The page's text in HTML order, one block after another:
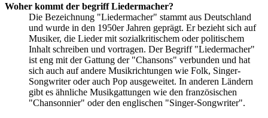
Woher kommt der begriff Liedermacher?
Die Bezeichnung "Liedermacher" stammt aus Deutschland
und wurde in den 1950er Jahren geprägt. Er bezieht sich auf
Musiker, die Lieder mit sozialkritischem oder politischem
Inhalt schreiben und vortragen. Der Begriff "Liedermacher"
ist eng mit der Gattung der "Chansons" verbunden und hat
sich auch auf andere Musikrichtungen wie Folk, Singer-
Songwriter oder auch Pop ausgeweitet. In anderen Ländern
gibt es ähnliche Musikgattungen wie den französischen
"Chansonnier" oder den englischen "Singer-Songwriter".